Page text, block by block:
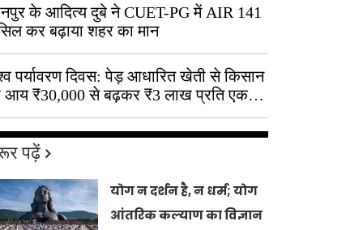
के आदित्य दुबे ने CUET-PG में AIR 141
कर बढ़ाया शहर का मान
पर्यावरण दिवस: पेड़ आधारित खेती से किसान
आय ₹30,000 से बढ़कर ₹3 लाख प्रति एकड़
पढ़ें
योग न दर्शन है, न धर्म; योग
आंतरिक कल्याण का विज्ञान